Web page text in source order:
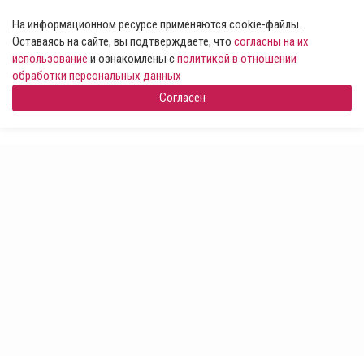
На информационном ресурсе применяются cookie-файлы .
Оставаясь на сайте, вы подтверждаете, что согласны на их
использование и ознакомлены сполитикой в отношении
обработки персональных данных
Согласен